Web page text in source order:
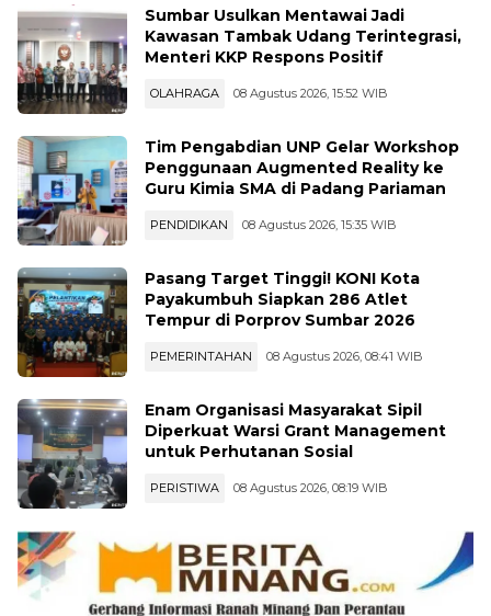
OLAHRAGA 09 Agustus 2026, 08:15 WIB
Sumbar Usulkan Mentawai Jadi
Menteri KKP Respons Positif
OLAHRAGA 08 Agustus 2026, 15:52 WIB
Tim Pengabdian UNP Gelar Workshop
Guru Kimia SMA di Padang Pariaman
PENDIDIKAN 08 Agustus 2026, 15:35 WIB
Pasang Target Tinggi! KONI Kota
Tempur di Porprov Sumbar 2026
PEMERINTAHAN 08 Agustus 2026, 08:41 WIB
Enam Organisasi Masyarakat Sipil
untuk Perhutanan Sosial